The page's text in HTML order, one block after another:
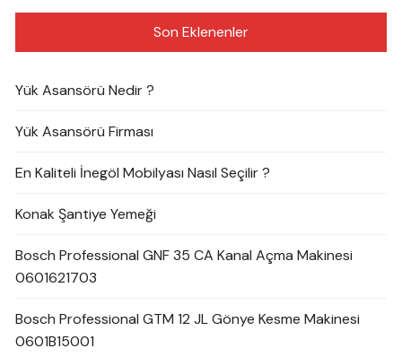
Son Eklenenler
Yük Asansörü Nedir ?
Yük Asansörü Firması
En Kaliteli İnegöl Mobilyası Nasıl Seçilir ?
Konak Şantiye Yemeği
Bosch Professional GNF 35 CA Kanal Açma Makinesi
0601621703
Bosch Professional GTM 12 JL Gönye Kesme Makinesi
0601B15001